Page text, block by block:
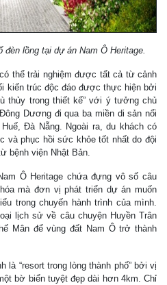
lồng tại dự án Nam Ô Heritage.
thể trải nghiệm được tất cả từ cảnh
kiến trúc độc đáo được thực hiện bởi
thủy trong thiết kế” với ý tưởng chủ
Dương đi qua ba miền di sản nổi
Đà Nẵng. Ngoài ra, du khách có
và phục hồi sức khỏe tốt nhất do đội
bệnh viện Nhật Bản.
Ô Heritage chứa đựng vô số câu
mà đơn vị phát triển dự án muốn
trong chuyến hành trình của mình.
lịch sử về câu chuyện Huyền Trân
Mân để vùng đất Nam Ô trở thành
là “resort trong lòng thành phố” bởi vị
bờ biển tuyệt đẹp dài hơn 4km. Chỉ